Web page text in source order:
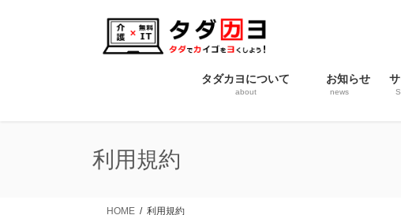
タダカヨについて
about
お知らせ
news
利用規約
HOME 利用規約